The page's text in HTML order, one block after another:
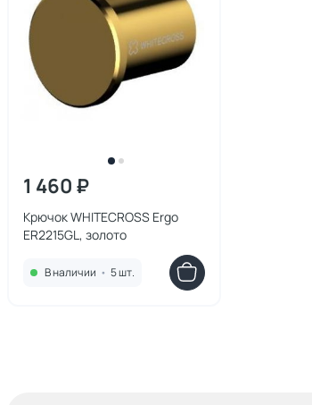
1 460 ₽
Крючок WHITECROSS Ergo
ER2215GL, золото
В наличии • 5 шт.